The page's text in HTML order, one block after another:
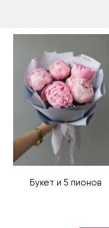
Букет и 5 пионов